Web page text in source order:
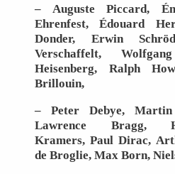
– Auguste Piccard,
Ehrenfest, Édouard
Donder, Erwin
Verschaffelt,
Heisenberg, Ralph
Brillouin,
– Peter Debye,
Lawrence Bragg,
Kramers, Paul Dirac,
de Broglie, Max Born,